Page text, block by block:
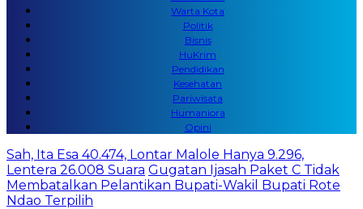
Warta Kota
Politik
Bisnis
HuKrim
Pendidikan
Kesehatan
Pariwisata
Humaniora
Opini
Sah, Ita Esa 40.474, Lontar Malole Hanya 9.296,
Lentera 26.008 Suara Gugatan Ijasah Paket C Tidak
Membatalkan Pelantikan Bupati-Wakil Bupati Rote
Ndao Terpilih